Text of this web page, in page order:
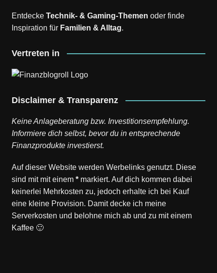
Entdecke Technik- & Gaming-Themen oder finde
Inspiration für Familien & Alltag.
Vertreten in
Disclaimer & Transparenz
Keine Anlageberatung bzw. Investitionsempfehlung.
Informiere dich selbst, bevor du in entsprechende
Finanzprodukte investierst.
Auf dieser Website werden Werbelinks genutzt. Diese
sind mit mit einem *markiert. Auf dich kommen dabei
keinerlei Mehrkosten zu, jedoch erhalte ich bei Kauf
eine kleine Provision. Damit decke ich meine
Serverkosten und belohne mich ab und zu mit einem
Kaffee 🙂